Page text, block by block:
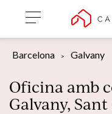
Barcelona Galvany
Oficina amb
Galvany, Sant